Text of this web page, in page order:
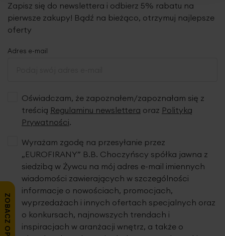
tolerancja rozmiaru: +/- 3cm
konserwacja: pranie w temp. 30 st., nie suszyć w suszarce
bębnowej, prasowanie do 110 st.
Zapisz się do newslettera i odbierz 5% rabatu na
pierwsze zakupy! Bądź na bieżąco, otrzymuj najlepsze
oferty
Adres e-mail
Oświadczam, że zapoznałem/zapoznałam się z
treścią Regulaminu newslettera oraz Polityką
Prywatności.
Wyrażam zgodę na przesyłanie przez
„EUROFIRANY” B.B. Choczyńscy spółka jawna z
siedzibą w Żywcu na mój adres e-mail imiennych
wiadomości zawierających w szczególności
informacje o nowościach, promocjach,
wyprzedażach i innych ofertach specjalnych oraz
o konkursach, najnowszych trendach i
inspiracjach w aranżacji wnętrz, a także o
ZOBACZ OPINIE